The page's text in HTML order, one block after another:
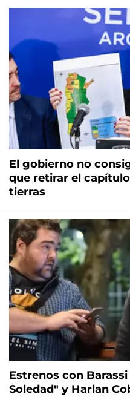
El gobierno no
que retirar el
tierras
Estrenos con
Soledad" y Harlan